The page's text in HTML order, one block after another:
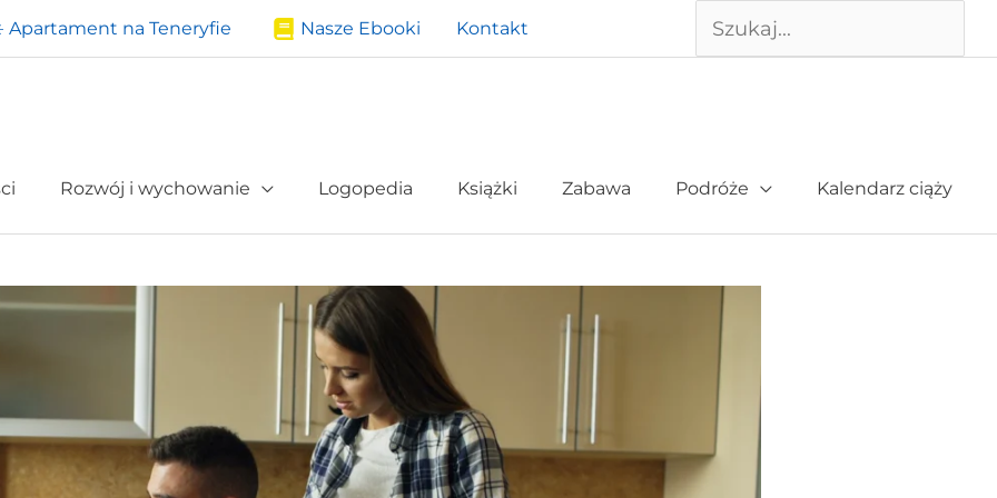
Apartament na Teneryfie Nasze Ebooki Kontakt Szukaj
Rozwój i wychowanie Logopedia Książki Zabawa Podróże Kalendarz ciąży